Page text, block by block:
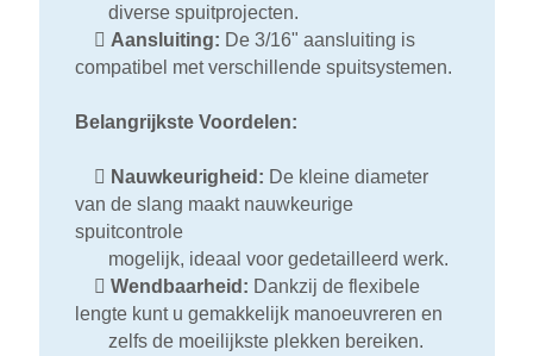
diverse spuitprojecten.
 Aansluiting: De 3/16" aansluiting is
compatibel met verschillende spuitsystemen.
Belangrijkste Voordelen:
 Nauwkeurigheid: De kleine diameter
van de slang maakt nauwkeurige
spuitcontrole
mogelijk, ideaal voor gedetailleerd werk.
 Wendbaarheid: Dankzij de flexibele
lengte kunt u gemakkelijk manoeuvreren en
zelfs de moeilijkste plekken bereiken.